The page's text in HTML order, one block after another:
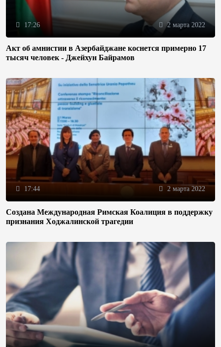
17:26 2 марта 2022
Акт об амнистии в Азербайджане коснется примерно 17
тысяч человек - Джейхун Байрамов
17:44 2 марта 2022
Создана Международная Римская Коалиция в поддержку
признания Ходжалинской трагедии